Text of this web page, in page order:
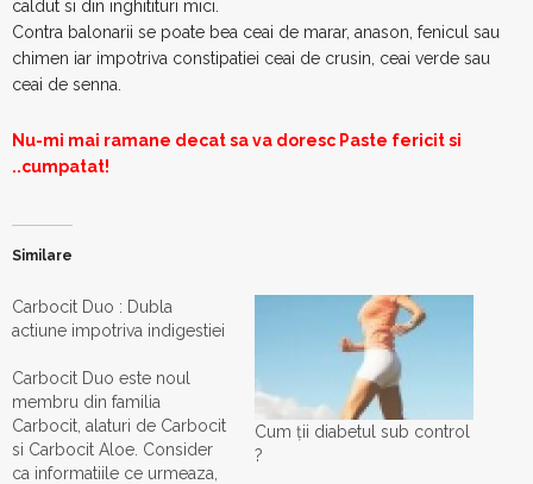
caldut si din inghitituri mici.
Contra balonarii se poate bea ceai de marar, anason, fenicul sau
chimen iar impotriva constipatiei ceai de crusin, ceai verde sau
ceai de senna.
Nu-mi mai ramane decat sa va doresc Paste fericit si
..cumpatat!
Similare
Carbocit Duo : Dubla
actiune impotriva indigestiei
Carbocit Duo este noul
membru din familia
Carbocit, alaturi de Carbocit
si Carbocit Aloe. Consider
ca informatiile ce urmeaza,
Cum ții diabetul sub control
?